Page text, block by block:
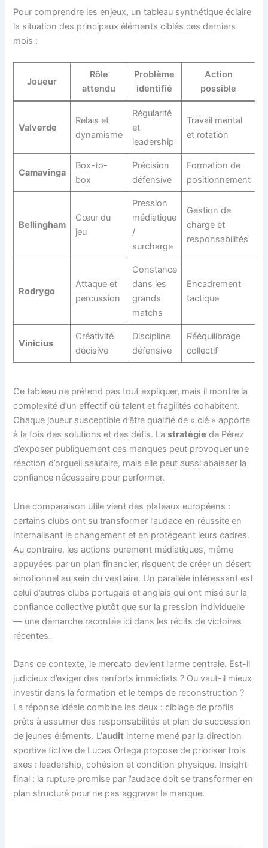
Pour comprendre les enjeux, un tableau synthétique éclaire
la situation des principaux éléments ciblés ces derniers
mois :
Joueur
Rôle
attendu
Problème
identifié
Action
possible
Valverde
Relais et
dynamisme
Régularité
et
leadership
Travail mental
et rotation
Camavinga
Box-to-
box
Précision
défensive
Formation de
positionnement
Bellingham
Cœur du
jeu
Pression
médiatique
/
surcharge
Gestion de
charge et
responsabilités
Rodrygo
Attaque et
percussion
Constance
dans les
grands
matchs
Encadrement
tactique
Vinicius
Créativité
décisive
Discipline
défensive
Rééquilibrage
collectif
Ce tableau ne prétend pas tout expliquer, mais il montre la
complexité d’un effectif où talent et fragilités cohabitent.
Chaque joueur susceptible d’être qualifié de « clé » apporte
à la fois des solutions et des défis. Lastratégie de Pérez
d’exposer publiquement ces manques peut provoquer une
réaction d’orgueil salutaire, mais elle peut aussi abaisser la
confiance nécessaire pour performer.
Une comparaison utile vient des plateaux européens :
certains clubs ont su transformer l’audace en réussite en
internalisant le changement et en protégeant leurs cadres.
Au contraire, les actions purement médiatiques, même
appuyées par un plan financier, risquent de créer un désert
émotionnel au sein du vestiaire. Un parallèle intéressant est
celui d’autres clubs portugais et anglais qui ont misé sur la
confiance collective plutôt que sur la pression individuelle
— une démarche racontée ici dans les récits de victoires
récentes.
Dans ce contexte, le mercato devient l’arme centrale. Est-il
judicieux d’exiger des renforts immédiats ? Ou vaut-il mieux
investir dans la formation et le temps de reconstruction ?
La réponse idéale combine les deux : ciblage de profils
prêts à assumer des responsabilités et plan de succession
de jeunes éléments. L’audit interne mené par la direction
sportive fictive de Lucas Ortega propose de prioriser trois
axes : leadership, cohésion et condition physique. Insight
final : la rupture promise par l’audace doit se transformer en
plan structuré pour ne pas aggraver le manque.